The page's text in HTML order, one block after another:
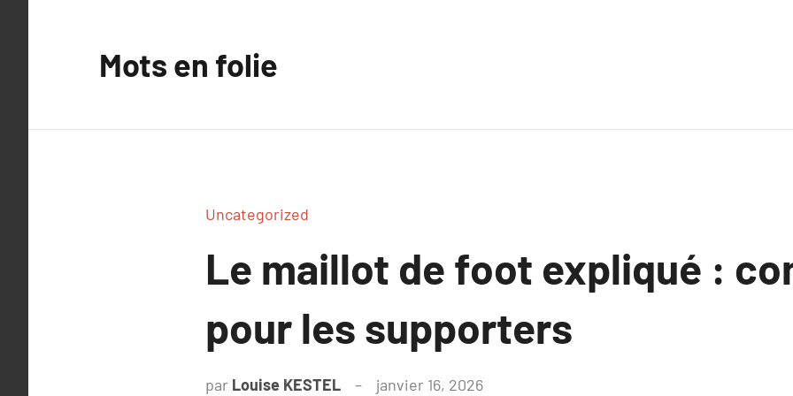
Mots en folie
Uncategorized
Le maillot de foot expliqué :
pour les supporters
par Louise KESTEL janvier 16, 2026